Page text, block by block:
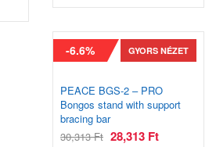
-6.6% GYORS NÉZET
PEACE BGS-2 – PRO
Bongos stand with support
bracing bar
30,313Ft 28,313 Ft